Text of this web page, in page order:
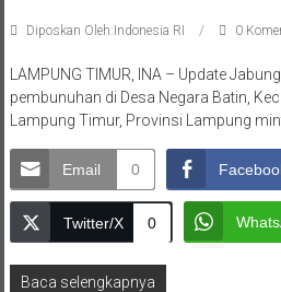
Diposkan Oleh:Indonesia RI 0
LAMPUNG TIMUR, INA – Update
pembunuhan di Desa Negara Batin,
Lampung Timur, Provinsi Lampung
Email 0
Twitter/X 0
Baca selengkapnya